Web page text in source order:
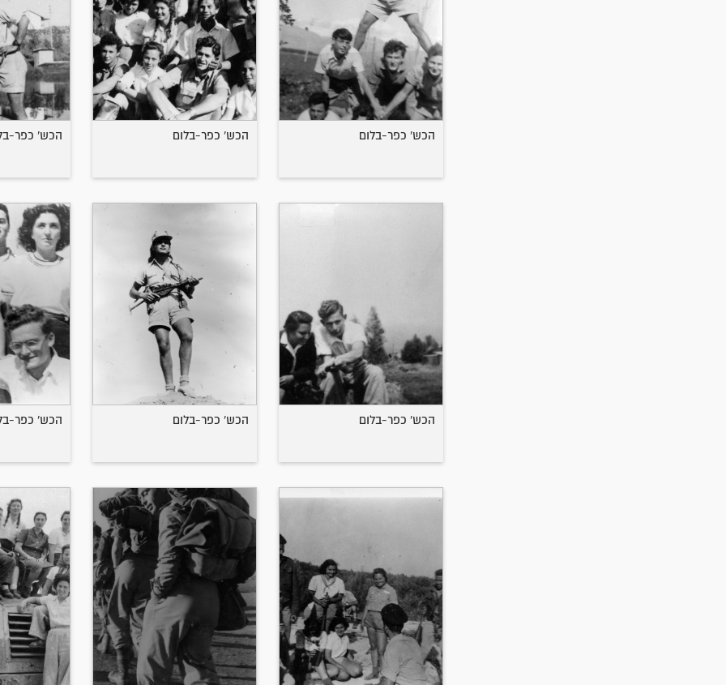
הכש' כפר-בלום הכש' כפר-בלום הכש' כפר-
הכש' כפר-בלום הכש' כפר-בלום הכש' כפר-